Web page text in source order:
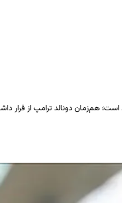
است؛ هم‌زمان دونالد ترامپ از